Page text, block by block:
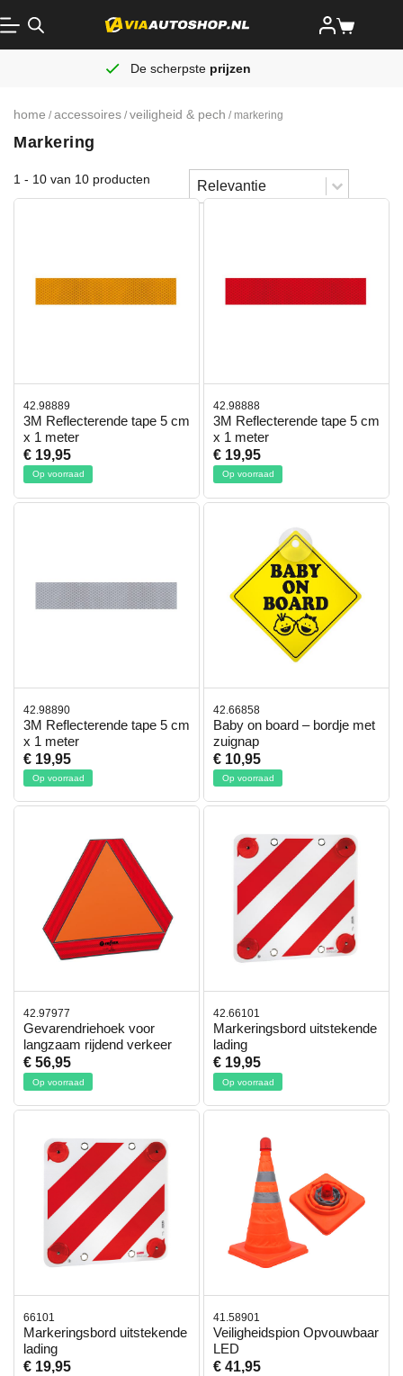
De scherpste prijzen
home / accessoires / veiligheid & pech / markering
Markering
1 - 10 van 10 producten Sorteren
Sort content
Sort content
42.98889
3M Reflecterende tape 5 cm
x 1 meter
€ 19,95
Op voorraad
42.98888
3M Reflecterende tape 5 cm
x 1 meter
€ 19,95
Op voorraad
42.98890
3M Reflecterende tape 5 cm
x 1 meter
€ 19,95
Op voorraad
42.66858
Baby on board – bordje met
zuignap
€ 10,95
Op voorraad
42.97977
Gevarendriehoek voor
langzaam rijdend verkeer
€ 56,95
Op voorraad
42.66101
Markeringsbord uitstekende
lading
€ 19,95
Op voorraad
66101
Markeringsbord uitstekende
lading
€ 19,95
41.58901
Veiligheidspion Opvouwbaar
LED
€ 41,95